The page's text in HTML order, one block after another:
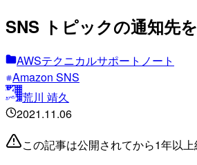
SNS トピックの通知先
AWSテクニカルサポートノート
Amazon SNS
荒川 靖久
2021.11.06
この記事は公開されてから1年以